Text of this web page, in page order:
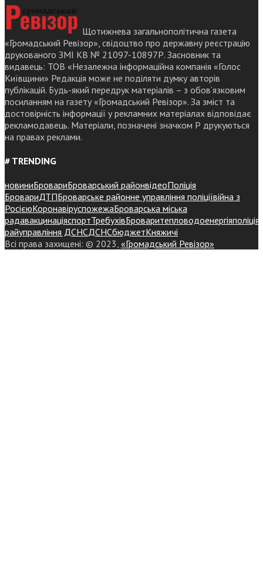
Щотижнева загальнополітична газета
«Громадський Ревізор», свідоцтво про державну реєстрацію
друкованого ЗМІ КВ № 21097-10897Р. Засновник та
видавець: ТОВ «Незалежна інформаційна компанія «Голос
Київщини» Редакція може не поділяти думку авторів
публікацій. Будь-який передрук матеріалів – з обов’язковим
посиланням на газету «Громадський Ревізор». За зміст та
достовірність інформації у рекламних матеріалах відповідає
рекламодавець. Матеріали, позначені значком Р друкуються
на правах реклами.
# TRENDING
новиниБровариБроварський районвідеоПоліція
БровариДТПБроварське районне управління поліціївійна з
РосієюКоронавіруспожежаБроварська міська
радавакцинаціяспортТребухівБроваритепловодоенергіяполіція
райуправління ДСНСДСНСбюджетКняжичі
Всі права захищені: © 2023, «Громадський Ревізор»